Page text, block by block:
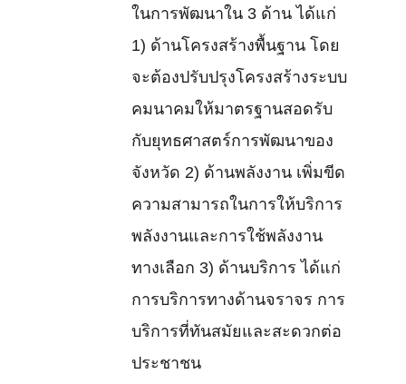
ในการพัฒนาใน 3 ด้าน ได้แก่
1) ด้านโครงสร้างพื้นฐาน โดย
จะต้องปรับปรุงโครงสร้างระบบ
คมนาคมให้มาตรฐานสอดรับ
กับยุทธศาสตร์การพัฒนาของ
จังหวัด 2) ด้านพลังงาน เพิ่มขีด
ความสามารถในการให้บริการ
พลังงานและการใช้พลังงาน
ทางเลือก 3) ด้านบริการ ได้แก่
การบริการทางด้านจราจร การ
บริการที่ทันสมัยและสะดวกต่อ
ประชาชน